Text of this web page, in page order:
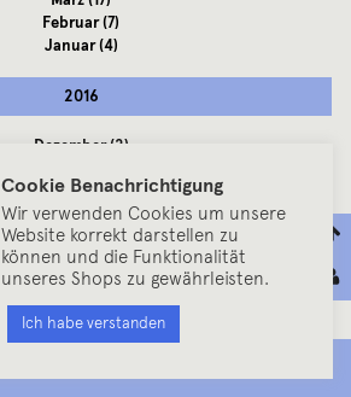
Februar(7)
Januar(4)
2016
Dezember(2)
Oktober(9)
September(3)
August(5)
Juli(2)
Juni(8)
Mai(7)
April (1)
Februar(5)
Cookie Benachrichtigung
Wir verwenden Cookies um unsere
Website korrekt darstellen zu
können und die Funktionalität
unseres Shops zu gewährleisten.
Ich habe verstanden